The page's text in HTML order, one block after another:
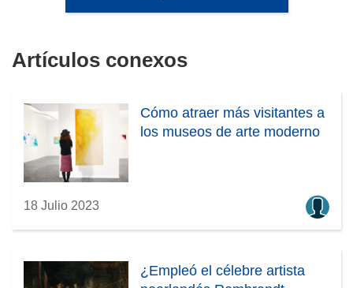
Artículos conexos
Cómo atraer más visitantes a
los museos de arte moderno
18 Julio 2023
¿Empleó el célebre artista